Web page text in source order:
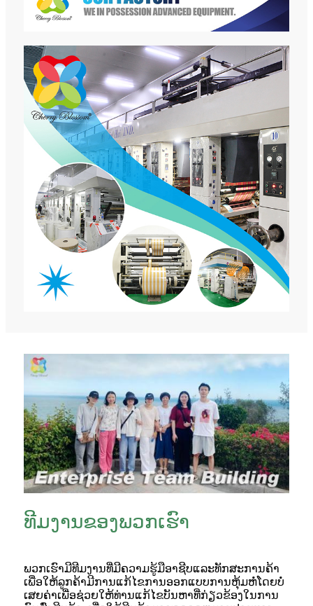
ທີມງານຂອງພວກເຮົາ
ພວກເຮົາມີທີມງານທີ່ມີຄວາມຮູ້ມືອາຊີບແລະທັກສະການຄ້າ
ເພື່ອໃຫ້ລູກຄ້າມີການແກ້ໄຂການອອກແບບການຫຸ້ມຫໍ່ໂດຍບໍ່
ເສຍຄ່າເພື່ອຊ່ວຍໃຫ້ທ່ານແກ້ໄຂບັນຫາທີ່ກ່ຽວຂ້ອງໃນການ